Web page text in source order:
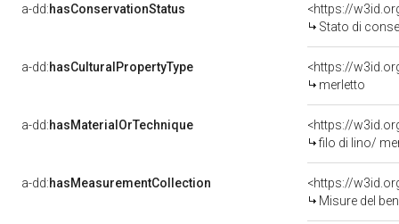
a-dd:hasConservationStatus
<https://
Stato di
a-dd:hasCulturalPropertyType
<https://
merletto
a-dd:hasMaterialOrTechnique
<https://
filo di lino/
a-dd:hasMeasurementCollection
<https://
Misure del